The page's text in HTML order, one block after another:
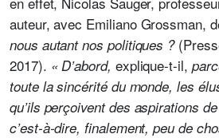
auteur, avec Emiliano Grossman,
nous autant nos politiques ?
2017). « D’abord, explique-t-il,
toute la sincérité du monde, les
qu’ils perçoivent des aspirations
c’est-à-dire, finalement, peu de